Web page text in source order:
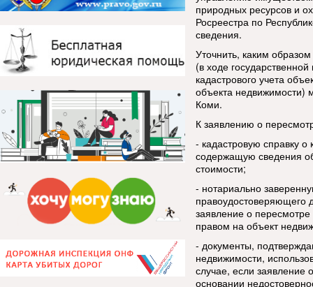
природных ресурсов и
Росреестра по
сведения.
Уточнить, каким
(в ходе
кадастрового учета
объекта
Коми.
К заявлению о
- кадастровую справку
содержащую сведения
стоимости;
- нотариально
правоудостоверяющего
заявление о
правом на объект
- документы,
недвижимости,
случае, если заявление
основании